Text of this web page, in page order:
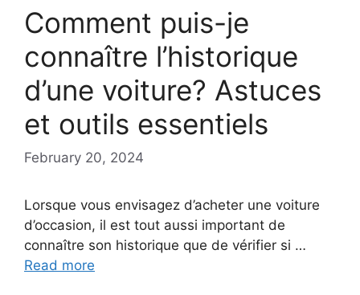
Comment puis-je
connaître l’historique
d’une voiture? Astuces
et outils essentiels
February 20, 2024
Lorsque vous envisagez d’acheter une voiture
d’occasion, il est tout aussi important de
connaître son historique que de vérifier si …
Read more